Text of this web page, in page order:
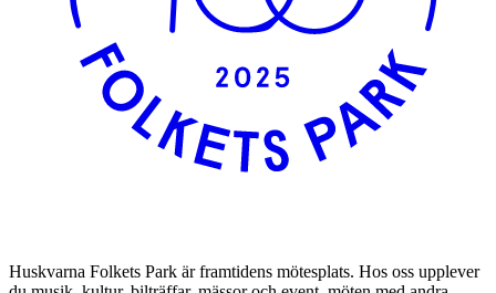
Huskvarna Folkets Park är framtidens mötesplats. Hos oss upplever